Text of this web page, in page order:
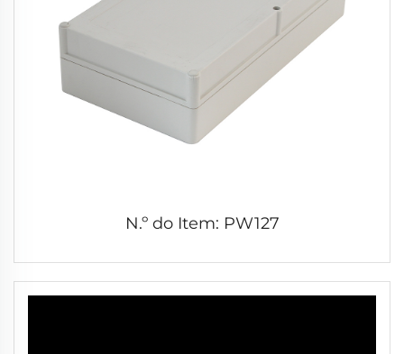
N.º do Item: PW127